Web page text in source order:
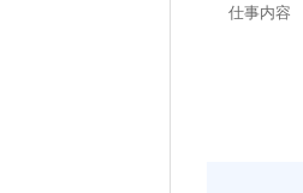
仕事内容